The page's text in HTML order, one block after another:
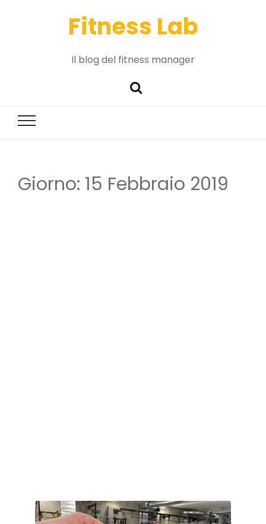
Fitness Lab
Il blog del fitness manager
Giorno: 15 Febbraio 2019